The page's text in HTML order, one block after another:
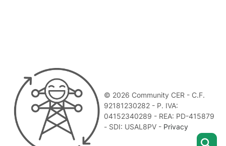
© 2026 Community CER - C.F.
92181230282 - P. IVA:
04152340289 - REA: PD-415879
- SDI: USAL8PV - Privacy